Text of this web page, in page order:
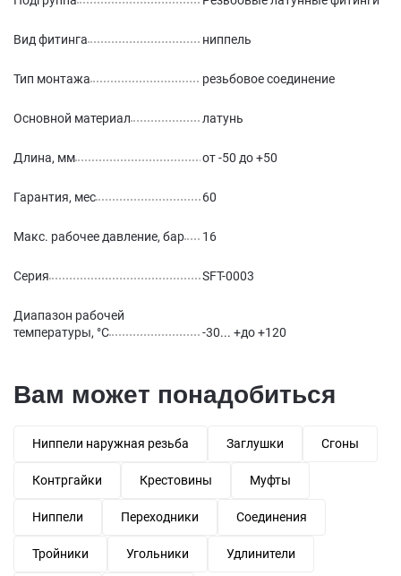
Вид фитинга ниппель
Тип монтажа резьбовое соединение
Основной материал латунь
Длина, мм от -50 до +50
Гарантия, мес 60
Макс. рабочее давление, бар 16
Серия SFT-0003
Диапазон рабочей
температуры, °С
-30... +до +120
Вам может понадобиться
Ниппели наружная резьба Заглушки Сгоны
Контргайки Крестовины Муфты
Ниппели Переходники Соединения
Тройники Угольники Удлинители